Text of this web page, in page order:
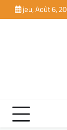
to
jeu, Août 6,